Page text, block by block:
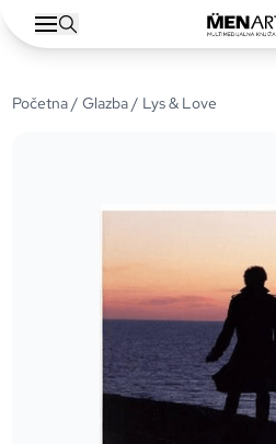
Početna/Glazba/ Lys & Love